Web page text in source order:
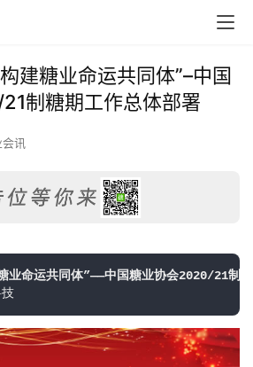
建糖业命运共同体”–中国
制糖期工作总体部署
讯
业命运共同体”——中国糖业协会2020/21制